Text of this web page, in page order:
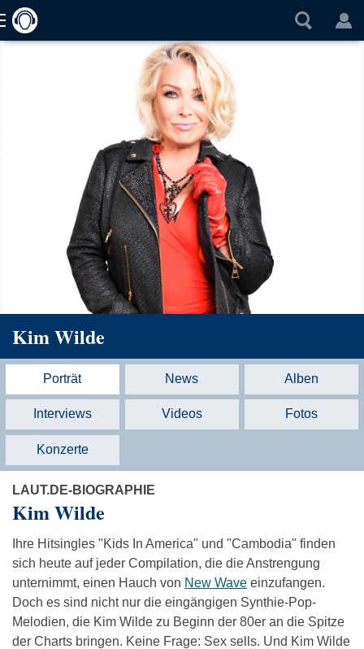
Kim Wilde
Porträt News Alben
Interviews Videos Fotos
Konzerte
LAUT.DE-BIOGRAPHIE
Kim Wilde
Ihre Hitsingles "Kids In America" und "Cambodia" finden
sich heute auf jeder Compilation, die die Anstrengung
unternimmt, einen Hauch von New Wave einzufangen.
Doch es sind nicht nur die eingängigen Synthie-Pop-
Melodien, die Kim Wilde zu Beginn der 80er an die Spitze
der Charts bringen. Keine Frage: Sex sells. Und Kim Wilde